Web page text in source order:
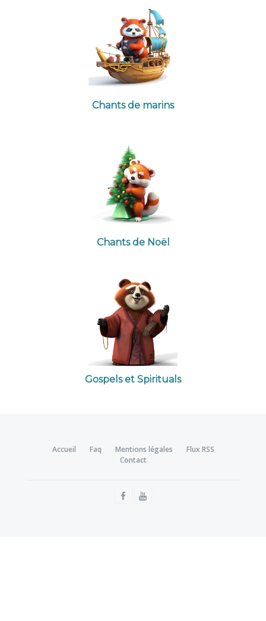
Chants de marins
Chants de Noël
Gospels et Spirituals
Accueil Faq Mentions légales
Flux RSS
Contact